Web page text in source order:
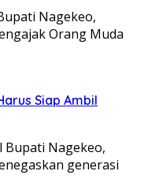
Nagekeo,
Orang Muda
Siap Ambil
Bupati Nagekeo,
generasi